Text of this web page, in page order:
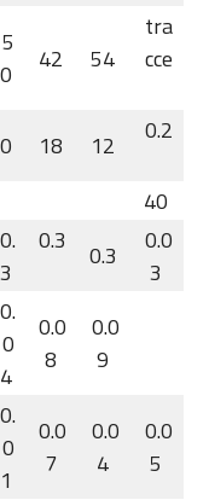
5
0
42 54
tra
cce
0 18 12 0.2
40
0.
3
0.3 0.3
0.0
3
0.
0
4
0.0
8
0.0
9
0.
0
1
0.0
7
0.0
4
0.0
5